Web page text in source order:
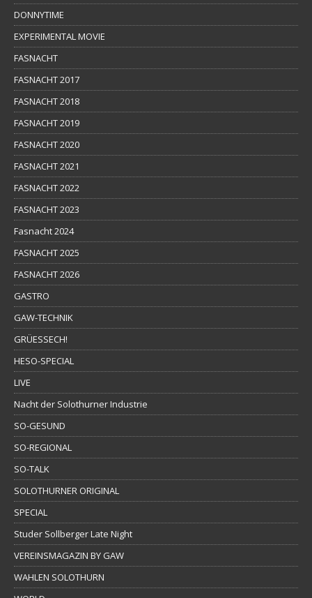
DONNYTIME
EXPERIMENTAL MOVIE
FASNACHT
FASNACHT 2017
FASNACHT 2018
FASNACHT 2019
FASNACHT 2020
FASNACHT 2021
FASNACHT 2022
FASNACHT 2023
Fasnacht 2024
FASNACHT 2025
FASNACHT 2026
GASTRO
GAW-TECHNIK
GRÜESSECH!
HESO-SPECIAL
LIVE
Nacht der Solothurner Industrie
SO-GESUND
SO-REGIONAL
SO-TALK
SOLOTHURNER ORIGINAL
SPECIAL
Studer Sollberger Late Night
VEREINSMAGAZIN BY GAW
WAHLEN SOLOTHURN